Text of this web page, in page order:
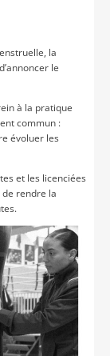
la
le
à la pratique
commun :
évoluer les
et les licenciées
rendre la